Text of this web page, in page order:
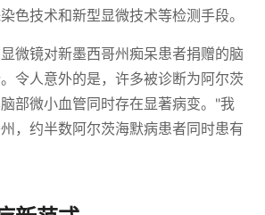
色技术和新型显微技术等检测手段。
微镜对新墨西哥州痴呆患者捐赠的脑
令人意外的是，许多被诊断为阿尔茨
部微小血管同时存在显著病变。"我
，约半数阿尔茨海默病患者同时患有